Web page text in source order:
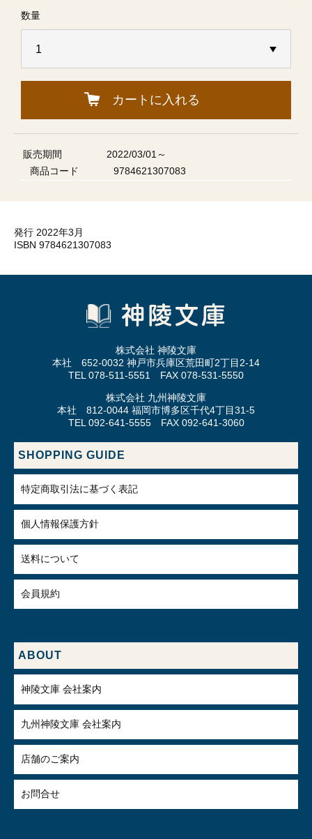
数量
カートに入れる
販売期間
2022/03/01～
商品コード
9784621307083
発行 2022年3月
ISBN 9784621307083
株式会社 神陵文庫
本社 652-0032 神戸市兵庫区荒田町2丁目2-14
TEL 078-511-5551 FAX 078-531-5550
株式会社 九州神陵文庫
本社 812-0044 福岡市博多区千代4丁目31-5
TEL 092-641-5555 FAX 092-641-3060
SHOPPING GUIDE
特定商取引法に基づく表記
個人情報保護方針
送料について
会員規約
ABOUT
神陵文庫 会社案内
九州神陵文庫 会社案内
店舗のご案内
お問合せ